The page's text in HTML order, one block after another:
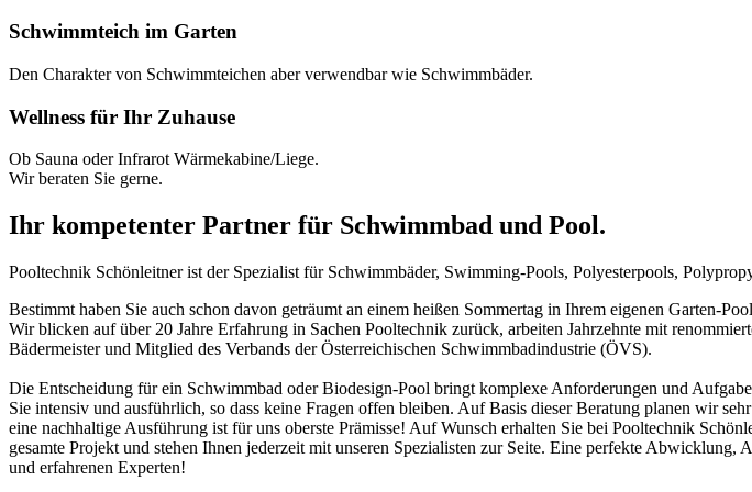
Schwimmteich im Garten
Den Charakter von Schwimmteichen aber verwendbar wie Schwimmbäder.
Wellness für Ihr Zuhause
Ob Sauna oder Infrarot Wärmekabine/Liege.
Wir beraten Sie gerne.
Ihr kompetenter Partner für Schwimmbad und Pool.
Pooltechnik Schönleitner ist der Spezialist für Schwimmbäder, Swimming-Pools, Polyesterpools,
Bestimmt haben Sie auch schon davon geträumt an einem heißen Sommertag in Ihrem eigenen Garten-
Wir blicken auf über 20 Jahre Erfahrung in Sachen Pooltechnik zurück, arbeiten Jahrzehnte mit
Bädermeister und Mitglied des Verbands der Österreichischen Schwimmbadindustrie (ÖVS).
Die Entscheidung für ein Schwimmbad oder Biodesign-Pool bringt komplexe Anforderungen und
Sie intensiv und ausführlich, so dass keine Fragen offen bleiben. Auf Basis dieser Beratung planen wir
eine nachhaltige Ausführung ist für uns oberste Prämisse! Auf Wunsch erhalten Sie bei Pooltechnik
gesamte Projekt und stehen Ihnen jederzeit mit unseren Spezialisten zur Seite. Eine perfekte
und erfahrenen Experten!